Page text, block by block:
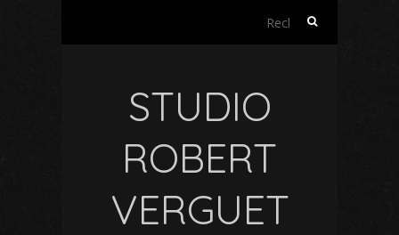
Rechercher :
STUDIO
ROBERT
VERGUET